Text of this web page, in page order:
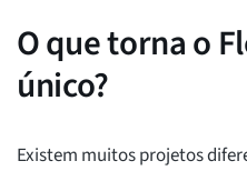
O que torna o
único?
Existem muitos projetos